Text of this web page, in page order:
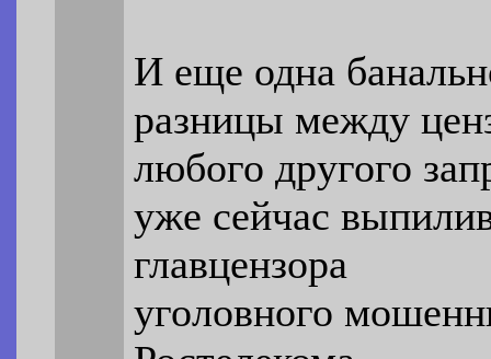
И еще одна
разницы между
любого другого
уже сейчас
главцензора
уголовного